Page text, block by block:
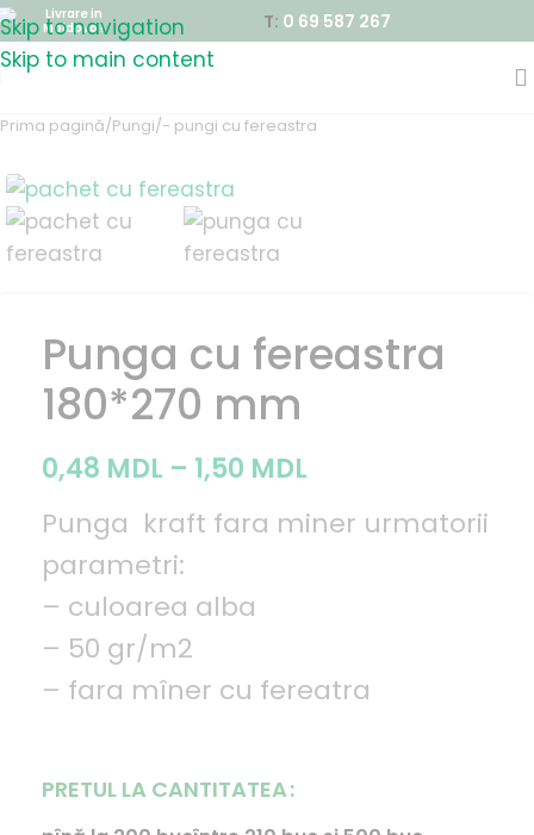
Skip to navigation
Skip to main content
Livrare in
Moldova !
T: 0 69 587 267
Prima pagină/Pungi/- pungi cu fereastra
Punga cu fereastra
180*270 mm
0,48 MDL – 1,50 MDL
Punga kraft fara miner urmatorii
parametri:
– culoarea alba
– 50 gr/m2
– fara mîner cu fereatra
PRETUL LA CANTITATEA